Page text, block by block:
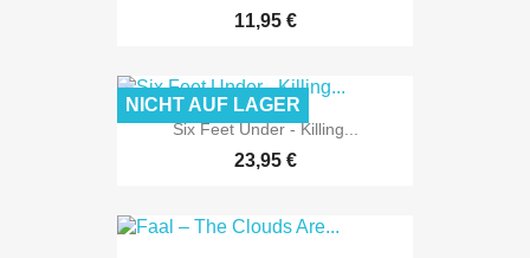
11,95 €
Six Feet Under - Killing...
23,95 €
NICHT AUF LAGER